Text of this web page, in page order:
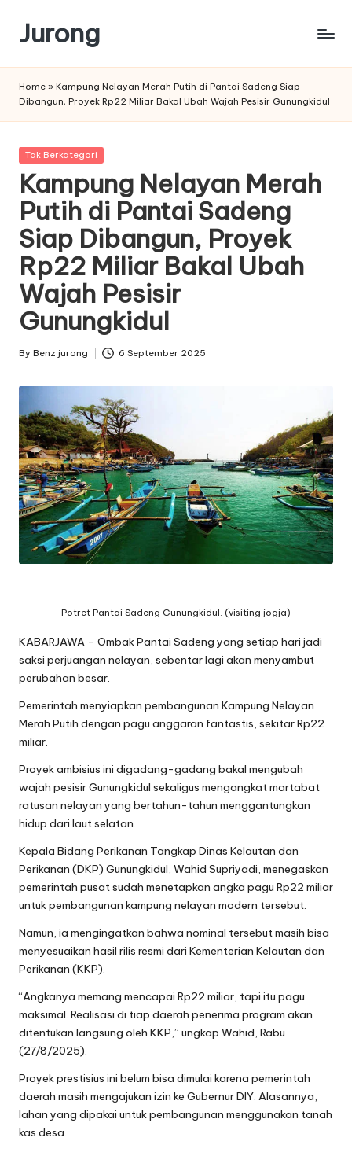
content
Jurong
Home » Kampung Nelayan Merah Putih di Pantai Sadeng Siap
Dibangun, Proyek Rp22 Miliar Bakal Ubah Wajah Pesisir Gunungkidul
Posted
Tak Berkategori
Kampung Nelayan Merah
Putih di Pantai Sadeng
Siap Dibangun, Proyek
Rp22 Miliar Bakal Ubah
Wajah Pesisir
Gunungkidul
Posted
By Benz jurong 6 September 2025
Potret Pantai Sadeng Gunungkidul. (visiting jogja)
KABARJAWA – Ombak Pantai Sadeng yang setiap hari jadi
saksi perjuangan nelayan, sebentar lagi akan menyambut
perubahan besar.
Pemerintah menyiapkan pembangunan Kampung Nelayan
Merah Putih dengan pagu anggaran fantastis, sekitar Rp22
miliar.
Proyek ambisius ini digadang-gadang bakal mengubah
wajah pesisir Gunungkidul sekaligus mengangkat martabat
ratusan nelayan yang bertahun-tahun menggantungkan
hidup dari laut selatan.
Kepala Bidang Perikanan Tangkap Dinas Kelautan dan
Perikanan (DKP) Gunungkidul, Wahid Supriyadi, menegaskan
pemerintah pusat sudah menetapkan angka pagu Rp22 miliar
untuk pembangunan kampung nelayan modern tersebut.
Namun, ia mengingatkan bahwa nominal tersebut masih bisa
menyesuaikan hasil rilis resmi dari Kementerian Kelautan dan
Perikanan (KKP).
“Angkanya memang mencapai Rp22 miliar, tapi itu pagu
maksimal. Realisasi di tiap daerah penerima program akan
ditentukan langsung oleh KKP,” ungkap Wahid, Rabu
(27/8/2025).
Proyek prestisius ini belum bisa dimulai karena pemerintah
daerah masih mengajukan izin ke Gubernur DIY. Alasannya,
lahan yang dipakai untuk pembangunan menggunakan tanah
kas desa.